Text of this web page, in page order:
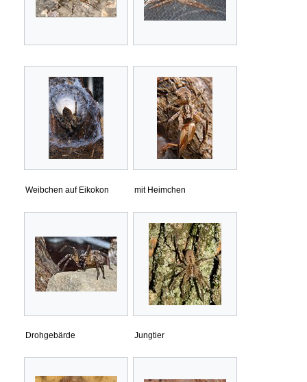
Weibchen auf Eikokon mit Heimchen
Drohgebärde Jungtier